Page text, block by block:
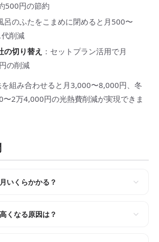
500円の節約
呂のふたをこまめに閉めると月500〜
削減
の切り替え ：セットプラン活用で月
の削減
組み合わせると月3,000〜8,000円、冬
2万4,000円の光熱費削減が実現できま
いくらかかる？
くなる原因は？